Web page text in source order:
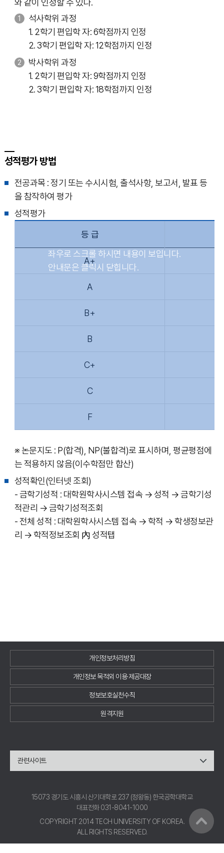
와 같이 인정할 수 있다.
석사학위 과정
1. 2학기 편입학 자: 6학점까지 인정
2. 3학기 편입학 자: 12학점까지 인정
박사학위 과정
1. 2학기 편입학 자: 9학점까지 인정
2. 3학기 편입학 자: 18학점까지 인정
성적평가 방법
전공과목 : 정기 또는 수시시험, 출석사항, 보고서, 발표 등
을 참작하여 평가
성적평가
등 급
A+
A
B+
B
C+
C
F
※ 논문지도 : P(합격), NP(불합격)로 표시하며, 평균평점에
는 적용하지 않음(이수학점만 합산)
성적확인(인터넷 조회)
- 금학기성적 : 대학원학사시스템 접속 → 성적 → 금학기성
적관리 → 금학기성적조회
- 전체 성적 : 대학원학사시스템 접속 → 학적 → 학생정보관
리 → 학적정보조회 內 성적탭
개인정보처리방침
개인정보 목적외 이용·제공대장
정보보호실천수칙
원격지원
관련사이트
15073 경기도 시흥시 산기대학로 237 (정왕동) 한국공학대학교
대표전화 031-8041-1000
COPYRIGHT 2014 TECH UNIVERSITY OF KOREA.
ALL RIGHTS RESERVED.